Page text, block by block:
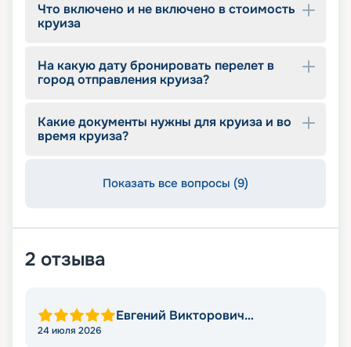
Что включено и не включено в стоимость
круиза
На какую дату бронировать перелет в
город отправления круиза?
Какие документы нужны для круиза и во
время круиза?
Показать все вопросы (9)
2 отзыва
Евгений Викторович
24 июля 2026